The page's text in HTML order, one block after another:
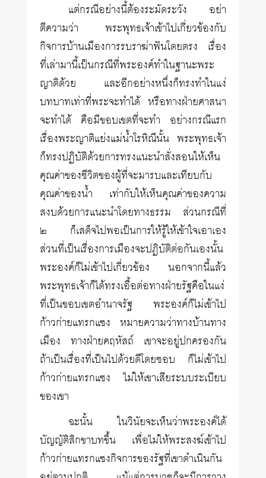
แต่กรณีอย่างนี้ต้องระมัดระวัง อย่า
ตีความว่า พระพุทธเจ้าเข้าไปเกี่ยวข้องกับ
กิจการบ้านเมืองการรบราฆ่าฟันโดยตรง เรื่อง
ที่เล่ามานี้เป็นกรณีที่พระองค์ทำในฐานะพระ
ญาติด้วย และอีกอย่างหนึ่งก็ทรงทำในแง่
บทบาทเท่าที่พระจะทำได้ หรือทางฝ่ายศาสนา
จะทำได้ คือมีขอบเขตที่จะทำ อย่างกรณีแรก
เรื่องพระญาติแย่งแม่น้ำโรหิณีนั้น พระพุทธเจ้า
ก็ทรงปฏิบัติด้วยการทรงแนะนำสั่งสอนให้เห็น
คุณค่าของชีวิตของผู้ที่จะมารบและเทียบกับ
คุณค่าของน้ำ เท่ากับให้เห็นคุณค่าของความ
สงบด้วยการแนะนำโดยทางธรรม ส่วนกรณีที่
๒ ก็เสด็จไปพอเป็นการให้รู้ให้เข้าใจเอาเอง
ส่วนที่เป็นเรื่องการเมืองจะปฏิบัติต่อกันเองนั้น
พระองค์ก็ไม่เข้าไปเกี่ยวข้อง นอกจากนี้แล้ว
พระพุทธเจ้าก็ได้ทรงเอื้อต่อทางฝ่ายรัฐคือในแง่
ที่เป็นขอบเขตอำนาจรัฐ พระองค์ก็ไม่เข้าไป
ก้าวก่ายแทรกแซง หมายความว่าทางบ้านทาง
เมือง ทางฝ่ายคฤหัสถ์ เขาจะอยู่ปกครองกัน
ถ้าเป็นเรื่องที่เป็นไปด้วยดีโดยชอบ ก็ไม่เข้าไป
ก้าวก่ายแทรกแซง ไม่ให้เขาเสียระบบระเบียบ
ของเขา
ฉะนั้น ในวินัยจะเห็นว่าพระองค์ได้
บัญญัติสิกขาบทขึ้น เพื่อไม่ให้พระสงฆ์เข้าไป
ก้าวก่ายแทรกแซงกิจการของรัฐที่เขาดำเนินกัน